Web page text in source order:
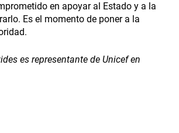
en apoyar al Estado y a la
Es el momento de poner a la
es representante de Unicef en